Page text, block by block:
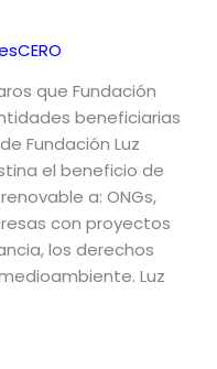
que Fundación
beneficiarias
Fundación Luz
el beneficio de
a: ONGs,
con proyectos
los derechos
Luz